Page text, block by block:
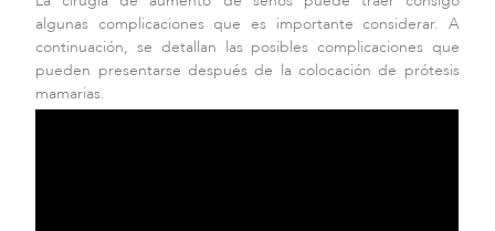
algunas complicaciones que es importante considerar. A
continuación, se detallan las posibles complicaciones que
pueden presentarse después de la colocación de prótesis
mamarias.